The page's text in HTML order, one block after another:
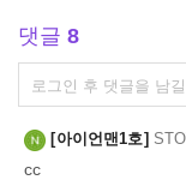
댓글 8
댓
글
쓰
기
아이언맨1호
cc